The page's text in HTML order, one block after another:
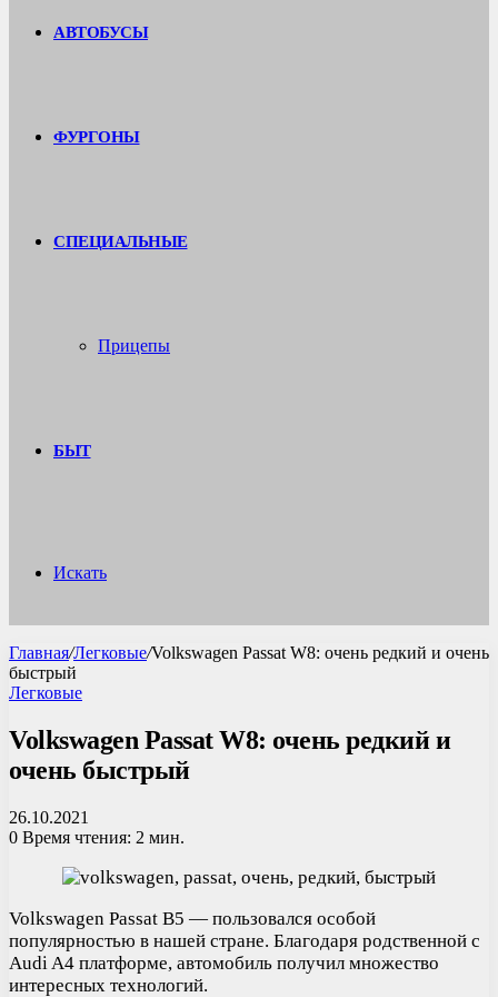
АВТОБУСЫ
ФУРГОНЫ
СПЕЦИАЛЬНЫЕ
Прицепы
БЫТ
Искать
Главная/Легковые/Volkswagen Passat W8: очень редкий и очень
быстрый
Легковые
Volkswagen Passat W8: очень редкий и
очень быстрый
26.10.2021
0 Время чтения: 2 мин.
Volkswagen Passat B5 — пользовался особой
популярностью в нашей стране. Благодаря родственной с
Audi A4 платформе, автомобиль получил множество
интересных технологий.